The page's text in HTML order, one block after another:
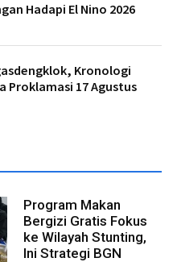
Hadapi El Nino 2026
Kronologi
Proklamasi 17 Agustus
Program Makan
Bergizi Gratis Fokus
ke Wilayah Stunting,
Ini Strategi BGN